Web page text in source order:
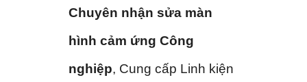
Chuyên nhận sửa màn
hình cảm ứng Công
nghiệp, Cung cấp Linh kiện